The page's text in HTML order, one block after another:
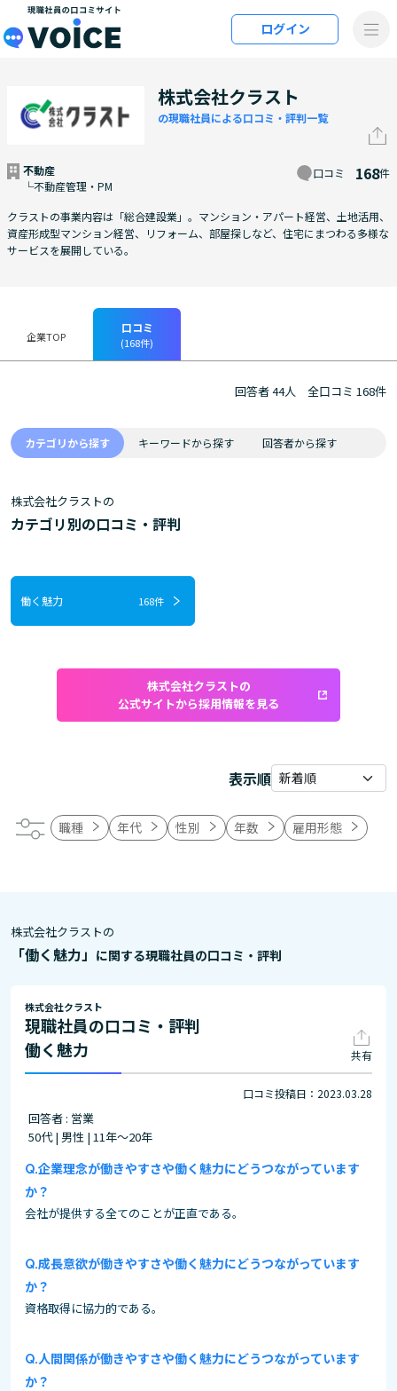
メインコンテンツにスキップ
ログイン
株式会社クラスト
の現職社員による口コミ・評判一覧
不動産
└不動産管理・PM
口コミ 168件
クラストの事業内容は「総合建設業」。マンション・アパート経営、土地活用、
資産形成型マンション経営、リフォーム、部屋探しなど、住宅にまつわる多様な
サービスを展開している。
企業TOP
口コミ
(168件)
回答者 44人 全口コミ 168件
カテゴリから探す キーワードから探す 回答者から探す
株式会社クラストの
カテゴリ別の口コミ・評判
働く魅力 168件
株式会社クラストの
公式サイトから採用情報を見る
表示順
職種 年代 性別 年数 雇用形態
株式会社クラストの
「働く魅力」 に関する現職社員の口コミ・評判
株式会社クラスト
現職社員の口コミ・評判
働く魅力
共有
口コミ投稿日：2023.03.28
回答者 : 営業
50代 | 男性 | 11年～20年
企業理念が働きやすさや働く魅力にどうつながっています
か？
会社が提供する全てのことが正直である。
成長意欲が働きやすさや働く魅力にどうつながっています
か？
資格取得に協力的である。
人間関係が働きやすさや働く魅力にどうつながっています
か？